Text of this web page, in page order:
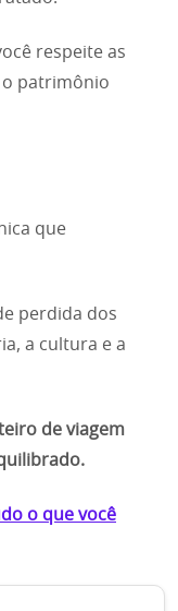
respeite as
o patrimônio
que
perdida dos
a cultura e a
de viagem
o que você